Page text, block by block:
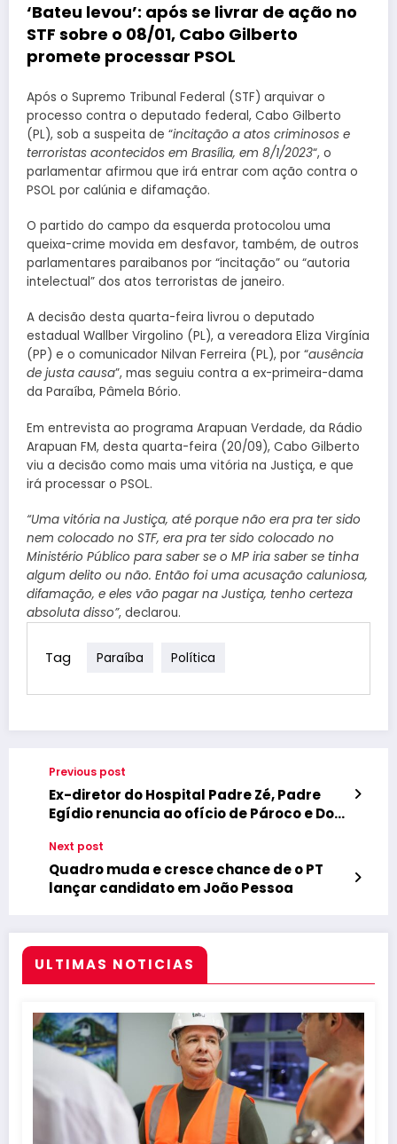
‘Bateu levou’: após se livrar de ação no
STF sobre o 08/01, Cabo Gilberto
promete processar PSOL
Após o Supremo Tribunal Federal (STF) arquivar o
processo contra o deputado federal, Cabo Gilberto
(PL), sob a suspeita de “incitação a atos criminosos e
terroristas acontecidos em Brasília, em 8/1/2023“, o
parlamentar afirmou que irá entrar com ação contra o
PSOL por calúnia e difamação.
O partido do campo da esquerda protocolou uma
queixa-crime movida em desfavor, também, de outros
parlamentares paraibanos por “incitação” ou “autoria
intelectual” dos atos terroristas de janeiro.
A decisão desta quarta-feira livrou o deputado
estadual Wallber Virgolino (PL), a vereadora Eliza Virgínia
(PP) e o comunicador Nilvan Ferreira (PL), por “ausência
de justa causa”, mas seguiu contra a ex-primeira-dama
da Paraíba, Pâmela Bório.
Em entrevista ao programa Arapuan Verdade, da Rádio
Arapuan FM, desta quarta-feira (20/09), Cabo Gilberto
viu a decisão como mais uma vitória na Justiça, e que
irá processar o PSOL.
“Uma vitória na Justiça, até porque não era pra ter sido
nem colocado no STF, era pra ter sido colocado no
Ministério Público para saber se o MP iria saber se tinha
algum delito ou não. Então foi uma acusação caluniosa,
difamação, e eles vão pagar na Justiça, tenho certeza
absoluta disso”, declarou.
Tag Paraíba Política
Previous post
Ex-diretor do Hospital Padre Zé, Padre
Egídio renuncia ao ofício de Pároco e Dom
Arquidiocese
Next post
Quadro muda e cresce chance de o PT
lançar candidato em João Pessoa
ULTIMAS NOTICIAS